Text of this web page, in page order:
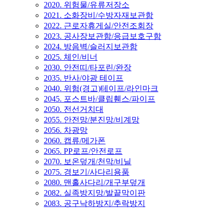
2020. 위험물/유류저장소
2021. 소화장비/수방자재보관함
2022. 근로자휴게실/안전조회장
2023. 공사장보관함/응급보호구함
2024. 방음벽/슬러지보관함
2025. 체인/비너
2030. 안전띠/타포린/완장
2035. 반사/야광 테이프
2040. 위험(경고)테이프/라인마크
2045. 포스트바/클립휀스/파이프
2050. 전선거치대
2055. 안전망/분진망/비계망
2056. 차광망
2060. 캡류/메가폰
2065. PP로프/안전로프
2070. 보온덮개/천막/비닐
2075. 경보기/사다리용품
2080. 맨홀사다리/개구부덮개
2082. 실족방지망/발끝막이판
2083. 공구낙하방지/추락방지